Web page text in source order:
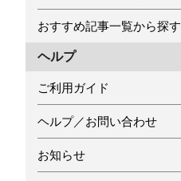
おすすめ記事一覧から探す
ヘルプ
ご利用ガイド
ヘルプ／お問い合わせ
お知らせ